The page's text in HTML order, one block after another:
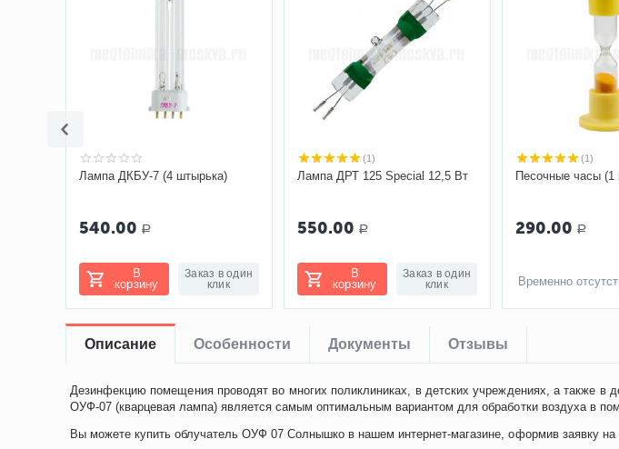
Лампа ДКБУ-7 (4 штырька)
540.00 Р
В
корзину
Заказ в один
клик
(1)
Лампа ДРТ 125 Special 12,5 Вт
550.00 Р
В
корзину
Заказ в один
клик
(1)
Песочные часы (1
290.00 Р
Временно
Описание Особенности Документы Отзывы
Дезинфекцию помещения проводят во многих поликлиниках, в детских учреждениях, а также
ОУФ-07 (кварцевая лампа) является самым оптимальным вариантом для обработки воздуха в
Вы можете купить облучатель ОУФ 07 Солнышко в нашем интернет-магазине, оформив заявку